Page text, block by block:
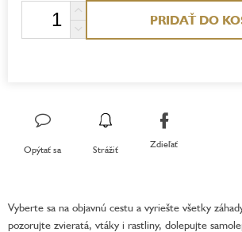
PRIDAŤ DO
Opýtať sa Strážiť Zdieľať
Vyberte sa na objavnú cestu a vyriešte všetky
pozorujte zvieratá, vtáky i rastliny, dolepujte